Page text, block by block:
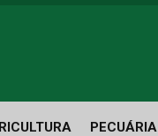
PECUÁRIA